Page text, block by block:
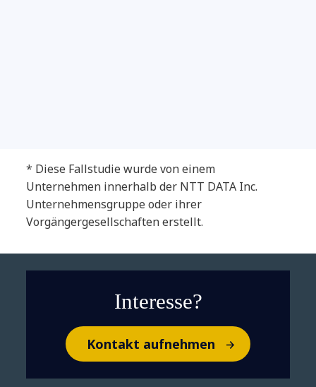
Lernen Sie Ihren neuen IT-
* Diese Fallstudie wurde von einem
Unternehmen innerhalb der NTT DATA Inc.
Unternehmensgruppe oder ihrer
Vorgängergesellschaften erstellt.
Interesse?
Kontakt aufnehmen